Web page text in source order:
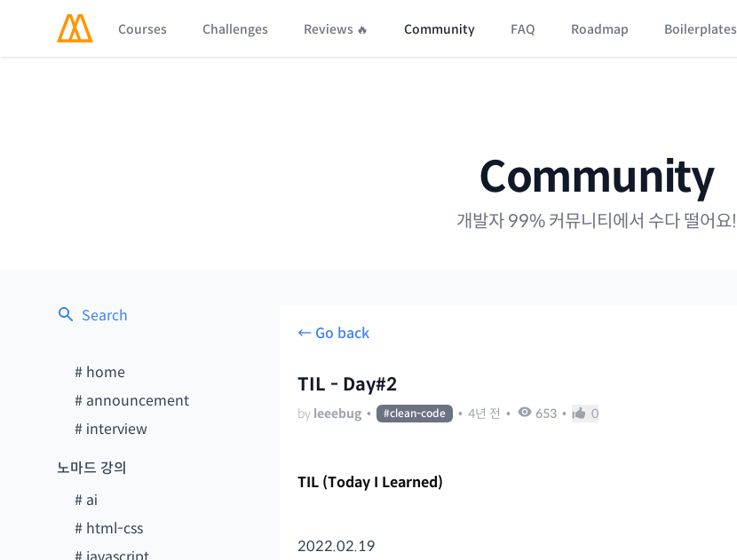
Courses Challenges Reviews 🔥 Community FAQ Roadmap Boilerplates
Community
개발자 99% 커뮤니티에서 수다 떨어요!
Search
# home
# announcement
# interview
노마드 강의
# ai
# html-css
← Go back
TIL - Day#2
by leeebug • #clean-code • 4년 전 • 653 • 0
TIL (Today I Learned)
2022.02.19